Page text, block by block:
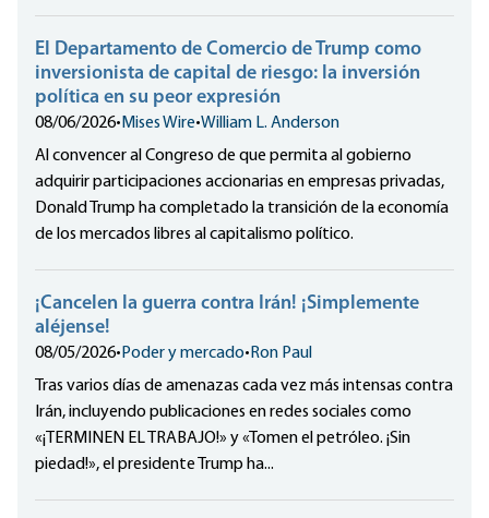
El Departamento de Comercio de Trump como
inversionista de capital de riesgo: la inversión
política en su peor expresión
08/06/2026• Mises Wire•William L. Anderson
Al convencer al Congreso de que permita al gobierno
adquirir participaciones accionarias en empresas privadas,
Donald Trump ha completado la transición de la economía
de los mercados libres al capitalismo político.
¡Cancelen la guerra contra Irán! ¡Simplemente
aléjense!
08/05/2026• Poder y mercado• Ron Paul
Tras varios días de amenazas cada vez más intensas contra
Irán, incluyendo publicaciones en redes sociales como
«¡TERMINEN EL TRABAJO!» y «Tomen el petróleo. ¡Sin
piedad!», el presidente Trump ha...